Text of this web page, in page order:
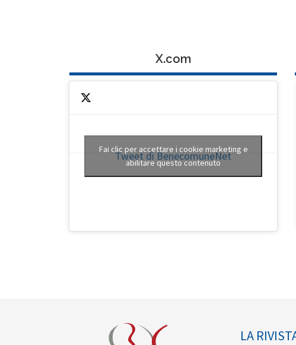
X.com
Tweet di BenecomuneNet
Fai clic per accettare i cookie marketing e
abilitare questo contenuto
LA